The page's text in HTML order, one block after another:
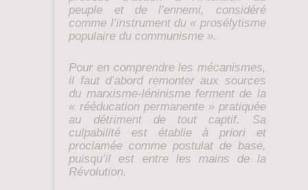
peuple et de l’ennemi, considéré
comme l’instrument du « prosélytisme
populaire du communisme ».
Pour en comprendre les mécanismes,
il faut d’abord remonter aux sources
du marxisme-léninisme ferment de la
« rééducation permanente » pratiquée
au détriment de tout captif. Sa
culpabilité est établie à priori et
proclamée comme postulat de base,
puisqu’il est entre les mains de la
Révolution.